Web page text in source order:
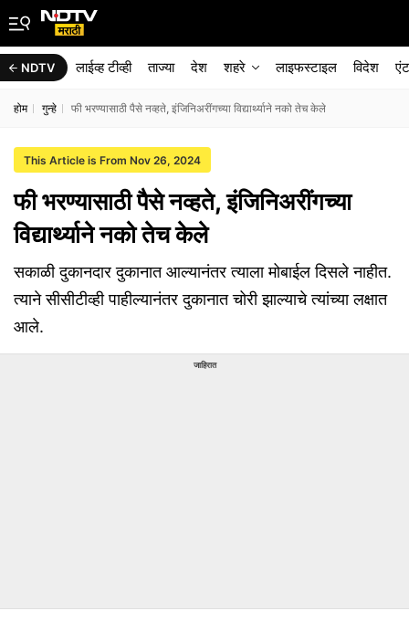
NDTV लाईव्ह टीव्ही ताज्या देश शहरे लाइफस्टाइल विदेश
होम गुन्हे फी भरण्यासाठी पैसे नव्हते, इंजिनिअरींगच्या विद्यार्थ्याने नको तेच केले
This Article is From Nov 26, 2024
फी भरण्यासाठी पैसे नव्हते, इंजिनिअरींगच्या
विद्यार्थ्याने नको तेच केले
सकाळी दुकानदार दुकानात आल्यानंतर त्याला मोबाईल दिसले नाहीत.
त्याने सीसीटीव्ही पाहील्यानंतर दुकानात चोरी झाल्याचे त्यांच्या लक्षात
आले.
जाहिरात